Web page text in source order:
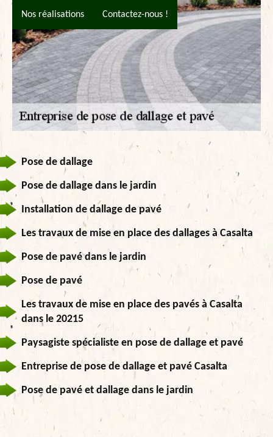
Nos réalisations Contactez-nous !
Pose de dallage
Pose de dallage dans le jardin
Installation de dallage de pavé
Les travaux de mise en place des dallages à Casalta
Pose de pavé dans le jardin
Pose de pavé
Les travaux de mise en place des pavés à Casalta
dans le 20215
Paysagiste spécialiste en pose de dallage et pavé
Entreprise de pose de dallage et pavé Casalta
Pose de pavé et dallage dans le jardin